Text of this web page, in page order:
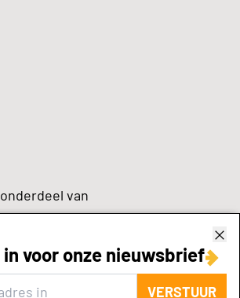
voor onze nieuwsbrief
VERSTUUR
van